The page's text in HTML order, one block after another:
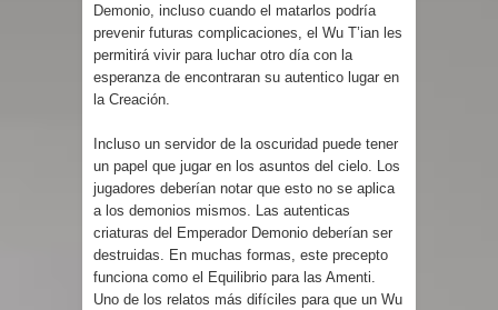
Demonio, incluso cuando el matarlos podría
prevenir futuras complicaciones, el Wu T’ian les
permitirá vivir para luchar otro día con la
esperanza de encontraran su autentico lugar en
la Creación.
Incluso un servidor de la oscuridad puede tener
un papel que jugar en los asuntos del cielo. Los
jugadores deberían notar que esto no se aplica
a los demonios mismos. Las autenticas
criaturas del Emperador Demonio deberían ser
destruidas. En muchas formas, este precepto
funciona como el Equilibrio para las Amenti.
Uno de los relatos más difíciles para que un Wu